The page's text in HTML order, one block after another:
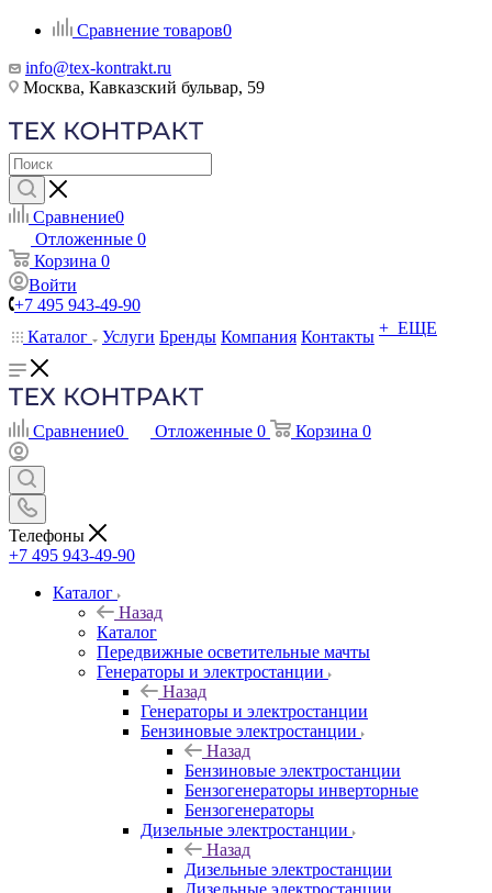
Сравнение товаров0
info@tex-kontrakt.ru
Москва, Кавказский бульвар, 59
Сравнение0
Отложенные 0
Корзина 0
Войти
+7 495 943-49-90
Каталог
Услуги Бренды Компания Контакты + ЕЩЕ
Сравнение0 Отложенные 0 Корзина 0
Телефоны
+7 495 943-49-90
Каталог
Назад
Каталог
Передвижные осветительные мачты
Генераторы и электростанции
Назад
Генераторы и электростанции
Бензиновые электростанции
Назад
Бензиновые электростанции
Бензогенераторы инверторные
Бензогенераторы
Дизельные электростанции
Назад
Дизельные электростанции
Дизельные электростанции